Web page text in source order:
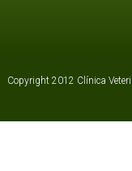
Copyright 2012 Clínica